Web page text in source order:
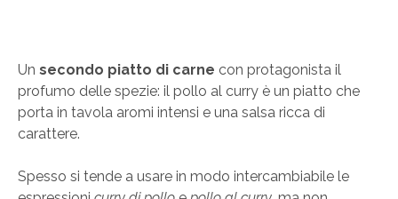
Un secondo piatto di carne con protagonista il
profumo delle spezie: il pollo al curry è un piatto che
porta in tavola aromi intensi e una salsa ricca di
carattere.
Spesso si tende a usare in modo intercambiabile le